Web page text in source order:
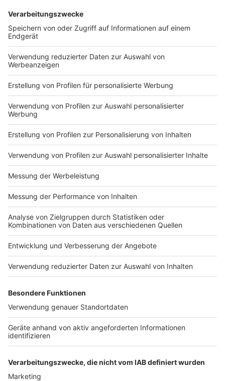
Liber“ und die unerschütterliche Verbindung zu den
DEINE GEMERKTEN ARTIKEL
Du hast dir noch keine Artikel gemerkt
Markiere sie hierfür mit einem
Impressum
Nutzungsbedingungen
Jobs
Presse
Archiv
Teilnahmebedingungen
Geschäftsbedingungen
Kontakt
Studio-Hotline
Werbung
ROCK ANTENNE
Region wechseln